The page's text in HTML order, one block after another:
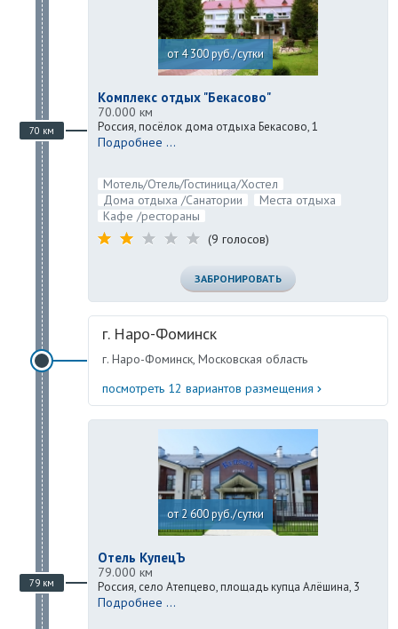
70 км
от 4 300 руб./сутки
Комплекс отдых "Бекасово"
70.000 км
Россия, посёлок дома отдыха Бекасово, 1
Подробнее ...
Мотель/Отель/Гостиница/Хостел
Дома отдыха /Санатории
Места отдыха
Кафе /рестораны
(9 голосов)
ЗАБРОНИРОВАТЬ
г. Наро-Фоминск
г. Наро-Фоминск, Московская область
посмотреть 12 вариантов размещения
79 км
от 2 600 руб./сутки
Отель КупецЪ
79.000 км
Россия, село Атепцево, площадь купца Алёшина, 3
Подробнее ...